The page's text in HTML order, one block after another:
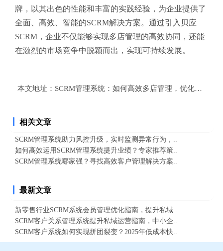
牌，以其出色的性能和丰富的实践经验，为企业提供了
全面、高效、智能的SCRM解决方案。通过引入贝应
SCRM，企业不仅能够实现多店管理的高效协同，还能
在激烈的市场竞争中脱颖而出，实现可持续发展。
本文地址： SCRM管理系统：如何高效多店管理，优化库存与
相关文章
SCRM管理系统助力风控升级，实时监测异常行为，..
如何高效运用SCRM管理系统提升业绩？专家推荐策..
SCRM管理系统哪家强？寻找高效客户管理解决方案..
最新文章
新零售行业SCRM系统会员管理优化指南，提升私域..
SCRM客户关系管理系统提升私域运营指南，中小企..
SCRM客户系统如何实现拼团裂变？2025年低成本快..